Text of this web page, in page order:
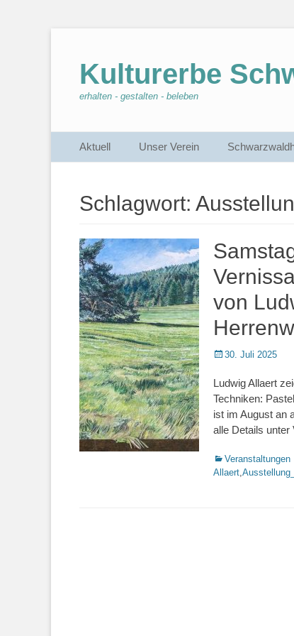
Kulturerbe
erhalten - gestalten - beleben
Primärmenu
Aktuell Unser Verein
Schlagwort:
von
Veröffentlicht
30. Juli 2025
Ludwig Allaert
Techniken:
ist im August an
alle Details unter
Kategorien
Veranstaltungen
Allaert,